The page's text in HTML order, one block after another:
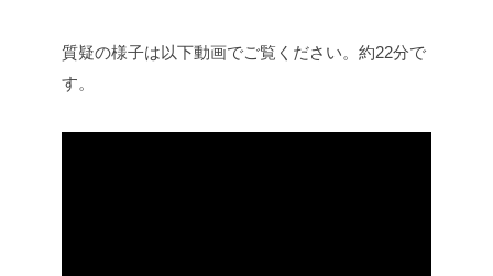
質疑の様子は以下動画でご覧ください。約22分で
す。